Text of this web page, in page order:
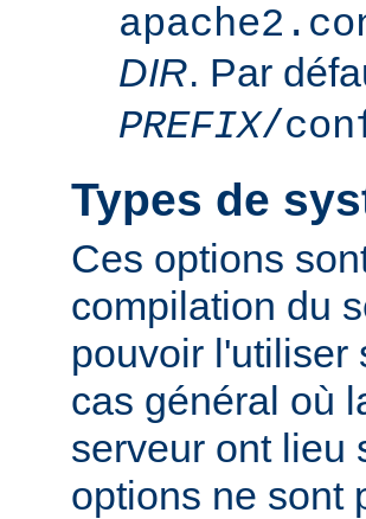
DIR. Par
PREFIX/
Types de
Ces options
compilation du
pouvoir l'utiliser
cas général où
serveur ont lieu
options ne sont